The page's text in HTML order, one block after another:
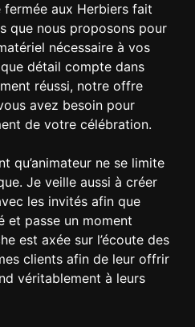
aux Herbiers fait
que nous proposons pour
nécessaire à vos
détail compte dans
réussi, notre offre
avez besoin pour
de votre célébration.
qu’animateur ne se limite
Je veille aussi à créer
les invités afin que
et passe un moment
est axée sur l’écoute des
clients afin de leur offrir
véritablement à leurs